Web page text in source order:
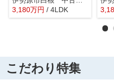
3,180万円 / 4LDK
こだわり特集